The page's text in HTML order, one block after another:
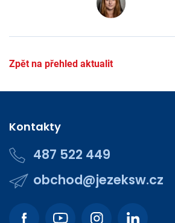
Zpět na přehled aktualit
Kontakty
487 522 449
obchod@jezeksw.cz